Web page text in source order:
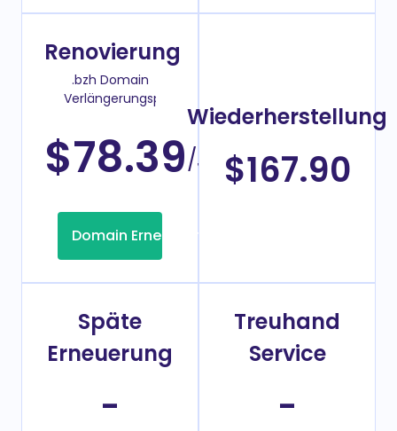
Renovierung
.bzh Domain
Verlängerungspreis
$78.39/Jahr
Domain Erneuerung
Wiederherstellung
$167.90
Späte
Erneuerung
-
Treuhand
Service
-